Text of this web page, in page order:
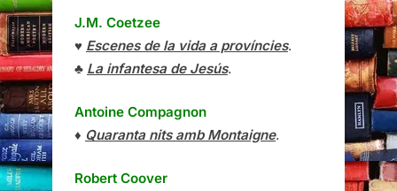
J.M. Coetzee
♥ Escenes de la vida a províncies.
♣ La infantesa de Jesús.
Antoine Compagnon
♦ Quaranta nits amb Montaigne.
Robert Coover